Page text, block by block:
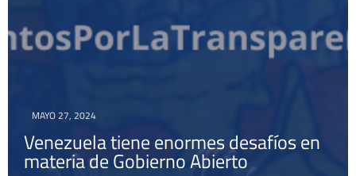
herramientas comic
MAYO 27, 2024
Venezuela tiene enormes desafíos en
materia de Gobierno Abierto
Propuesta
contra la corrupción
gobierno abierto –
Venezuela tiene
materia de Gobierno